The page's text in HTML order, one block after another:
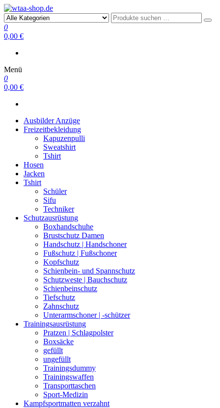
wtaa-shop.de
0
0,00 €
Menü
0
0,00 €
Ausbilder Anzüge
Freizeitbekleidung
Kapuzenpulli
Sweatshirt
Tshirt
Hosen
Jacken
Tshirt
Schüler
Sifu
Techniker
Schutzausrüstung
Boxhandschuhe
Brustschutz Damen
Handschutz | Handschoner
Fußschutz | Fußschoner
Kopfschutz
Schienbein- und Spannschutz
Schutzweste | Bauchschutz
Schienbeinschutz
Tiefschutz
Zahnschutz
Unterarmschoner | -schützer
Trainingsausrüstung
Pratzen | Schlagpolster
Boxsäcke
gefüllt
ungefüllt
Trainingsdummy
Trainingswaffen
Transporttaschen
Sport-Medizin
Kampfsportmatten verzahnt